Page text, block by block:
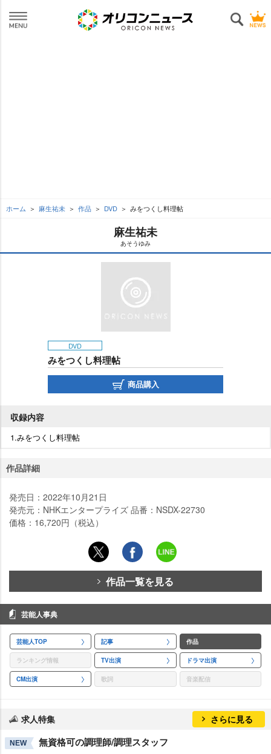
ホーム 麻生祐未 作品 DVD みをつくし料理帖
麻生祐未
あそうゆみ
DVD
みをつくし料理帖
商品購入
収録内容
1.みをつくし料理帖
作品詳細
発売日：2022年10月21日
発売元：NHKエンタープライズ 品番：NSDX-22730
価格：16,720円（税込）
作品一覧を見る
芸能人事典
芸能人TOP 記事 作品
ランキング情報 TV出演 ドラマ出演
CM出演 歌詞 音楽配信
求人特集 さらに見る
NEW 無資格可の調理師/調理スタッフ